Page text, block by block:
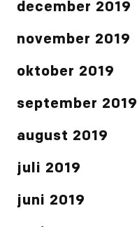
december 2019
november 2019
oktober 2019
september 2019
august 2019
juli 2019
juni 2019